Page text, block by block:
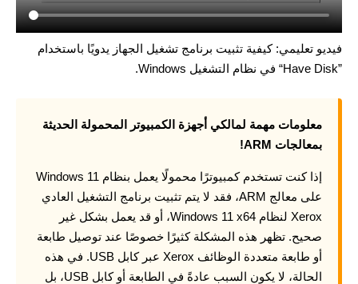
فيديو تعليمي: كيفية تثبيت برنامج تشغيل الجهاز يدويًا باستخدام
”Have Disk“ في نظام التشغيل Windows.
معلومات مهمة لمالكي أجهزة الكمبيوتر المحمولة الحديثة
بمعالجات ARM!
إذا كنت تستخدم كمبيوترًا محمولًا يعمل بنظام Windows 11
على معالج ARM، فقد لا يتم تثبيت برنامج التشغيل العادي
Xerox لنظام Windows 11 x64، أو قد يعمل بشكل غير
صحيح. تظهر هذه المشكلة كثيرًا خصوصًا عند توصيل طابعة
أو طابعة متعددة الوظائف Xerox عبر كابل USB. في هذه
الحالة، لا يكون السبب عادةً في الطابعة أو كابل USB، بل